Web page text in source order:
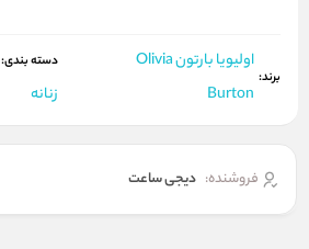
برند:
اولیویا بارتون Olivia
Burton
دسته بندی:
زنانه
فروشنده: دیجی ساعت